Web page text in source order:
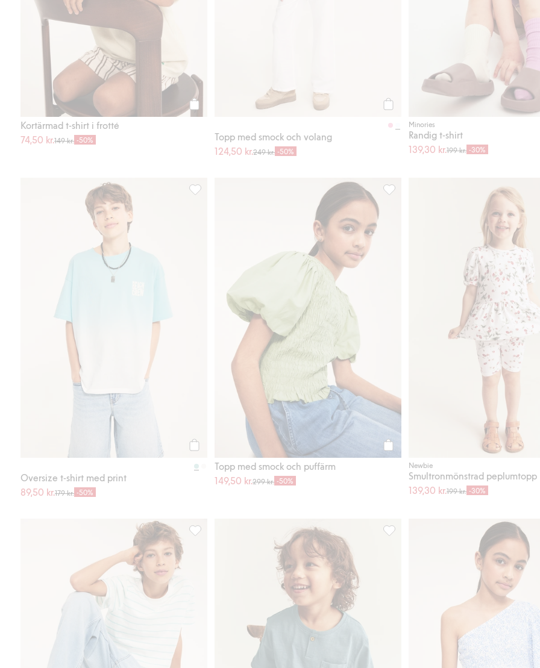
Köp
Kortärmad t-shirt i frotté
74,50 kr.149 kr. -50%
Topp med smock och volang
124,50 kr.249 kr. -50%
Minories
Randig t-shirt
139,30 kr.199 kr. -30%
Oversize t-shirt med print
89,50 kr.179 kr. -50%
Oversize t-shirt med print, Lägg till i favoriter
Köp
Topp med smock och puffärm
149,50 kr.299 kr. -50%
Topp med smock och puffärm, Lägg
Newbie
Smultronmönstrad peplumtopp
139,30 kr.199 kr. -30%
Randig t-shirt i bomullsslub, Lägg till i favoriter T-shirt i slubtrikå med ficka, Lägg till i